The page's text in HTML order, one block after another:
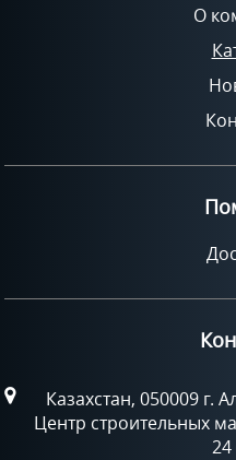
О
Казахстан, 050009 г.
Центр строительных
24